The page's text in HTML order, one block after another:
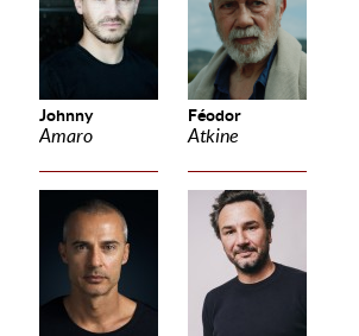
Johnny
Amaro
Féodor
Atkine